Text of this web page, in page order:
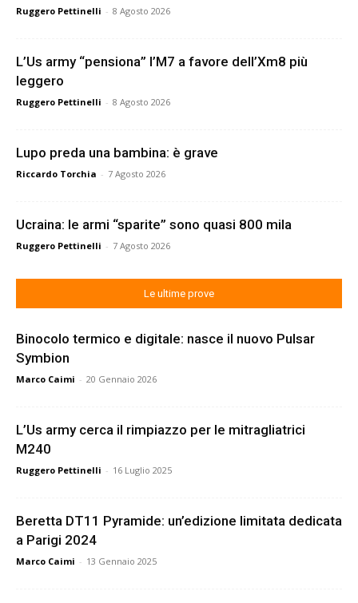
Ruggero Pettinelli - 8 Agosto 2026
L’Us army “pensiona” l’M7 a favore dell’Xm8 più
leggero
Ruggero Pettinelli - 8 Agosto 2026
Lupo preda una bambina: è grave
Riccardo Torchia - 7 Agosto 2026
Ucraina: le armi “sparite” sono quasi 800 mila
Ruggero Pettinelli - 7 Agosto 2026
Le ultime prove
Binocolo termico e digitale: nasce il nuovo Pulsar
Symbion
Marco Caimi - 20 Gennaio 2026
L’Us army cerca il rimpiazzo per le mitragliatrici
M240
Ruggero Pettinelli - 16 Luglio 2025
Beretta DT11 Pyramide: un’edizione limitata dedicata
a Parigi 2024
Marco Caimi - 13 Gennaio 2025